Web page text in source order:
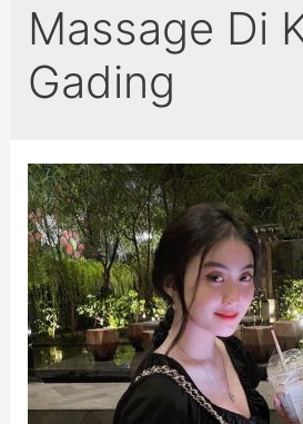
Massage Di
Gading